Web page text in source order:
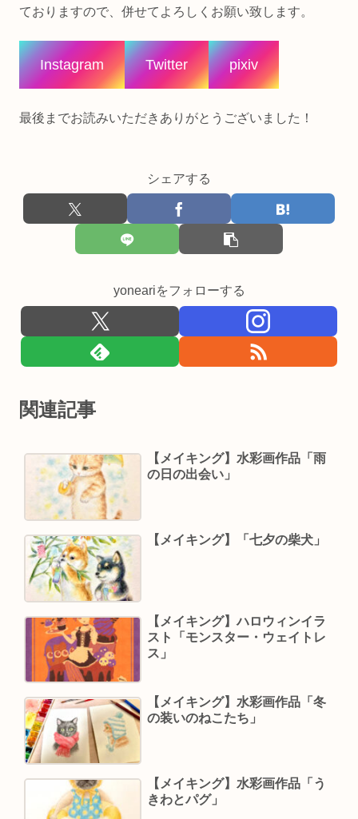
ておりますので、併せてよろしくお願い致します。
Instagram Twitter pixiv
最後までお読みいただきありがとうございました！
シェアする
yoneariをフォローする
関連記事
【メイキング】水彩画作品「雨
の日の出会い」
【メイキング】「七夕の柴犬」
【メイキング】ハロウィンイラ
スト「モンスター・ウェイトレ
ス」
【メイキング】水彩画作品「冬
の装いのねこたち」
【メイキング】水彩画作品「う
きわとパグ」